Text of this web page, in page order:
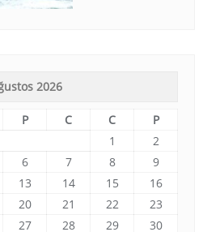
2026
P C C
P
1
2
6 7 8
9
13 14 15
16
20 21 22
23
27 28 29 30